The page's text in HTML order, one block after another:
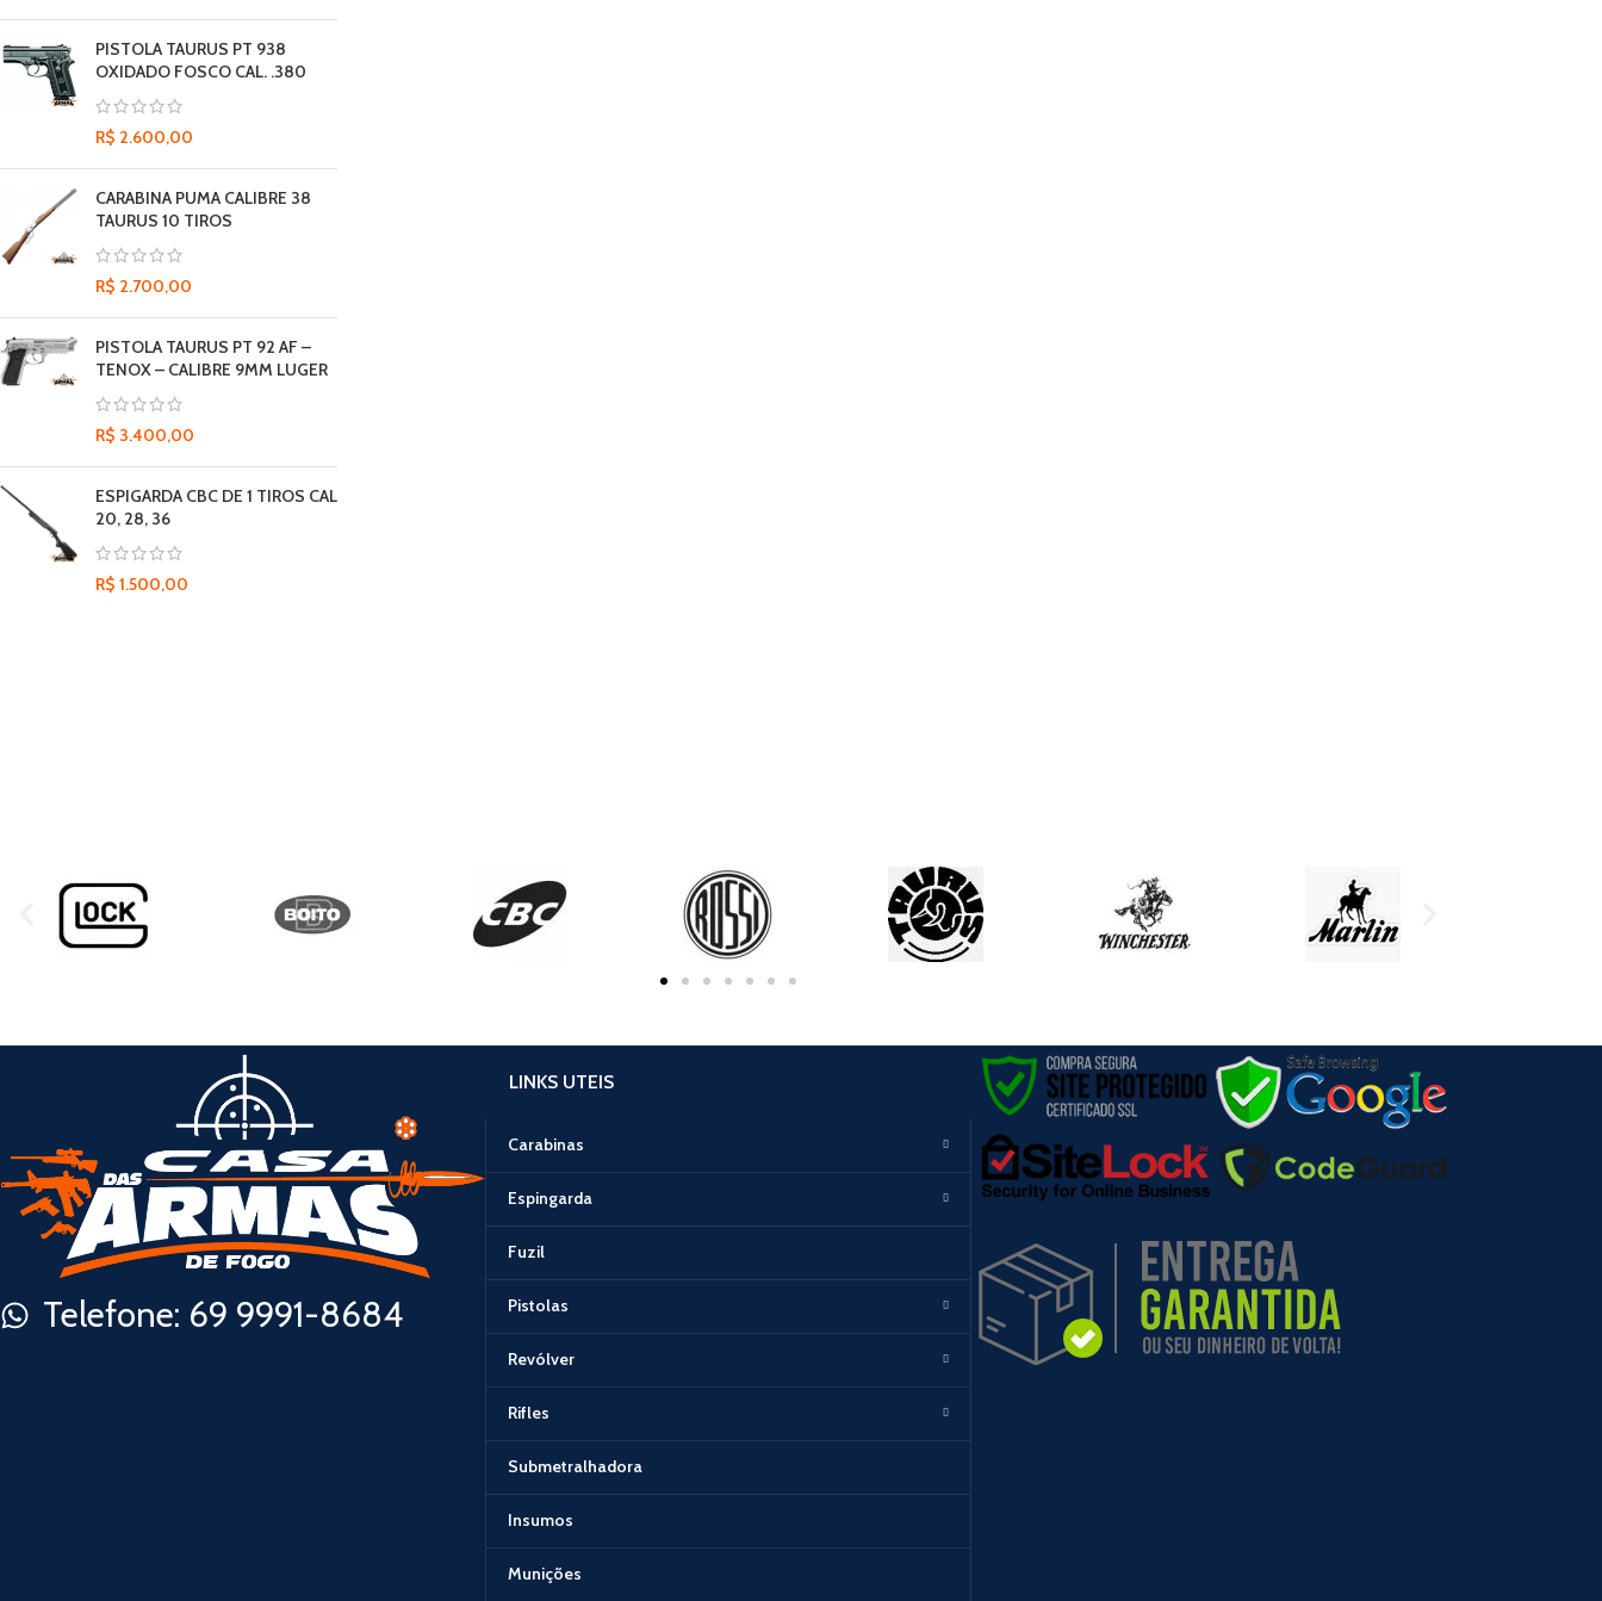
PISTOLA TAURUS PT 938
OXIDADO FOSCO CAL. .380
R$ 2.600,00
CARABINA PUMA CALIBRE 38
TAURUS 10 TIROS
R$ 2.700,00
PISTOLA TAURUS PT 92 AF –
TENOX – CALIBRE 9MM LUGER
R$ 3.400,00
ESPIGARDA CBC DE 1 TIROS CAL
20, 28, 36
R$ 1.500,00
Telefone: 69 9991-8684
LINKS UTEIS
Carabinas
Espingarda
Fuzil
Pistolas
Revólver
Rifles
Submetralhadora
Insumos
Munições